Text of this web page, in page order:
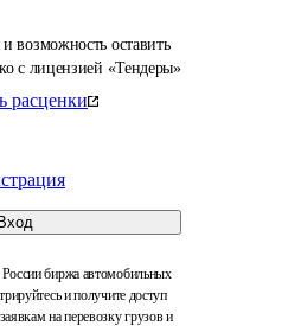
возможность оставить
с лицензией «Тендеры»
расценки
Вход
биржа автомобильных
и получите доступ
на перевозку грузов и